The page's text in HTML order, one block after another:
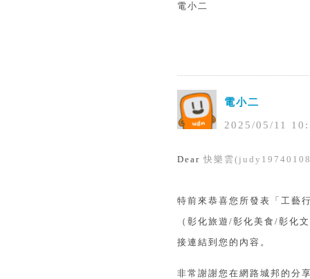
電小二
電小二
2025/05/11 10 :
Dear 快樂雲
特前來恭喜您所發表「工藝
（彰化旅遊/彰化美食/彰化
接連結到您的內容。
非常謝謝您在網路城邦的分